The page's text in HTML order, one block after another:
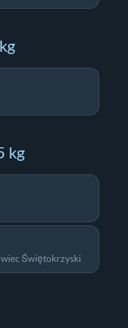
kg
Świętokrzyski